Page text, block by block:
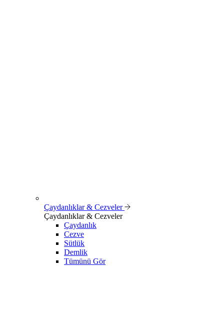
Çaydanlıklar & Cezveler
Çaydanlıklar & Cezveler
Çaydanlık
Cezve
Sütlük
Demlik
Tümünü Gör